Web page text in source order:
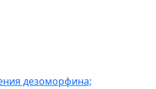
дезоморфина;